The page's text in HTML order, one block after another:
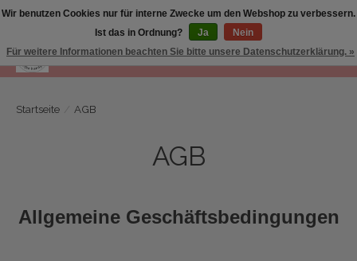
Wunschzettel
Ihr
Startseite AGB
AGB
Allgemeine Geschäftsbedingungen
Wir benutzen Cookies nur für interne Zwecke um den Webshop zu verbessern.
Ist das in Ordnung?
Ja
Nein
Für weitere Informationen beachten Sie bitte unsere Datenschutzerklärung. »